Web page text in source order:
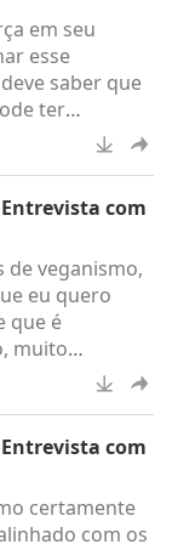
em seu
esse
saber que
ter
lo. Elimine
produtos de
pessoas
com
de veganismo,
eu quero
que é
muito
e no
com
certamente
com os